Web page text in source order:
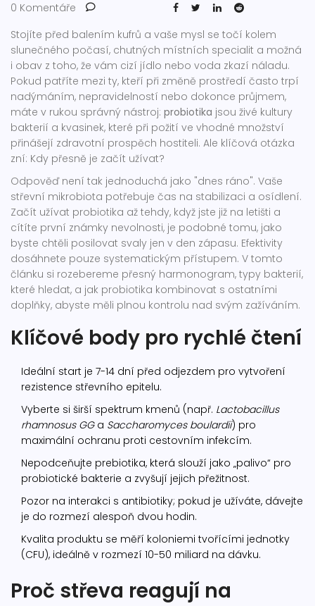
0 Komentáře
Stojíte před balením kufrů a vaše mysl se točí kolem
slunečného počasí, chutných místních specialit a možná
i obav z toho, že vám cizí jídlo nebo voda zkazí náladu.
Pokud patříte mezi ty, kteří při změně prostředí často trpí
nadýmáním, nepravidelností nebo dokonce průjmem,
máte v rukou správný nástroj: probiotika jsou živé kultury
bakterií a kvasinek, které při požití ve vhodné množství
přinášejí zdravotní prospěch hostiteli. Ale klíčová otázka
zní: Kdy přesně je začít užívat?
Odpověď není tak jednoduchá jako "dnes ráno". Vaše
střevní mikrobiota potřebuje čas na stabilizaci a osídlení.
Začít užívat probiotika až tehdy, když jste již na letišti a
cítíte první známky nevolnosti, je podobné tomu, jako
byste chtěli posilovat svaly jen v den zápasu. Efektivity
dosáhnete pouze systematickým přístupem. V tomto
článku si rozebereme přesný harmonogram, typy bakterií,
které hledat, a jak probiotika kombinovat s ostatními
doplňky, abyste měli plnou kontrolu nad svým zažíváním.
Klíčové body pro rychlé čtení
Ideální start je 7-14 dní před odjezdem pro vytvoření
rezistence střevního epitelu.
Vyberte si širší spektrum kmenů (např. Lactobacillus
rhamnosus GGa Saccharomyces boulardii) pro
maximální ochranu proti cestovním infekcím.
Nepodceňujte prebiotika, která slouží jako „palivo“ pro
probiotické bakterie a zvyšují jejich přežitnost.
Pozor na interakci s antibiotiky; pokud je užíváte, dávejte
je do rozmezí alespoň dvou hodin.
Kvalita produktu se měří koloniemi tvořícími jednotky
(CFU), ideálně v rozmezí 10-50 miliard na dávku.
Proč střeva reagují na